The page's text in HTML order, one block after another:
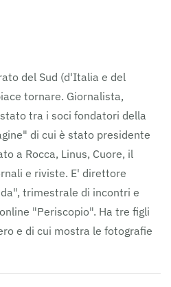
del Sud (d'Italia e del
tornare. Giornalista,
tra i soci fondatori della
di cui è stato presidente
a Rocca, Linus, Cuore, il
e riviste. E' direttore
trimestrale di incontri e
"Periscopio". Ha tre figli
e di cui mostra le fotografie